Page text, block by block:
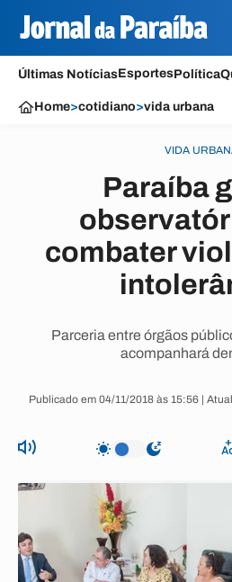
Últimas NotíciasEsportesPolítica
Home>cotidiano>vida urbana
VIDA
Paraíba
combater
Parceria entre órgãos
acompanhará
Publicado em 04/11/2018 às 15:56 |